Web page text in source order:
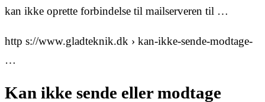
kan ikke oprette forbindelse til mailserveren til …
http s://www.gladteknik.dk › kan-ikke-sende-modtage-
…
Kan ikke sende eller modtage